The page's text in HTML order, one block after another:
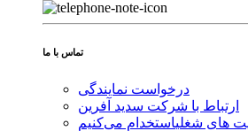
تماس با ما
درخواست نمایندگی
ارتباط با شرکت سدید آفرین
های شغلیاستخدام ‌می‌کنیم